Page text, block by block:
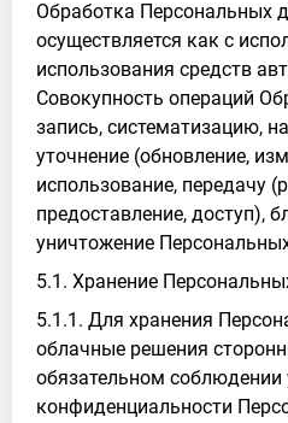
Обработка Персональных
осуществляется как с
использования средств
Совокупность операций
запись, систематизацию,
уточнение (обновление,
использование, передачу
предоставление, доступ),
уничтожение
5.1. Хранение
5.1.1. Для хранения
облачные решения
обязательном соблюдении
конфиденциальности